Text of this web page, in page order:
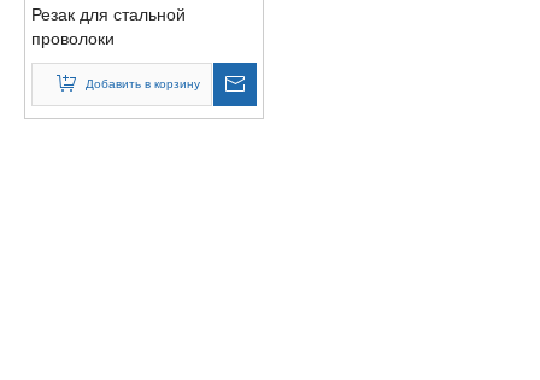
Резак для стальной
проволоки
Добавить в корзину